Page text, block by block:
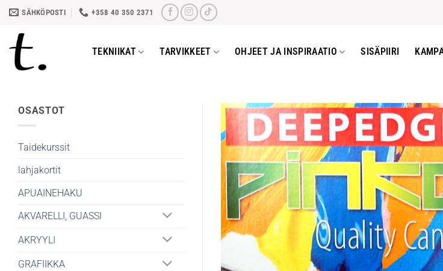
Skip
content
SÄHKÖPOSTI +358 40 350 2371
TEKNIIKAT TARVIKKEET OHJEET JA INSPIRAATIO SISÄPIIRI
OSASTOT
Taidekurssit
lahjakortit
APUAINEHAKU
AKVARELLI, GUASSI
AKRYYLI
GRAFIIKKA